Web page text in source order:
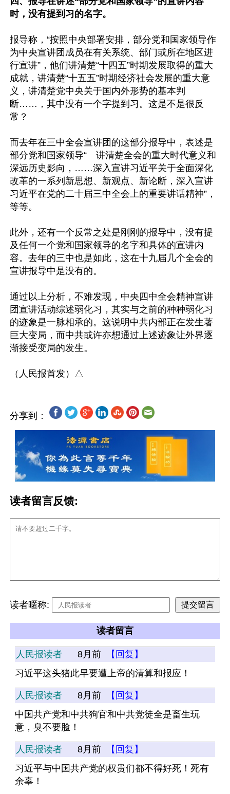
时，没有提到习的名字。
报导称，“按照中央部署安排，部分党和国家领导作
为中央宣讲团成员在有关系统、部门或所在地区进
行宣讲”，他们讲清楚“十四五”时期发展取得的重大
成就，讲清楚“十五五”时期经济社会发展的重大意
义，讲清楚党中央关于国内外形势的基本判
断……，其中没有一个字提到习。这是不是很反
常？
而去年在三中全会宣讲团的这部分报导中，表述是
部分党和国家领导“　讲清楚全会的重大时代意义和
深远历史影向，……深入宣讲习近平关于全面深化
改革的一系列新思想、新观点、新论断，深入宣讲
习近平在党的二十届三中全会上的重要讲话精神”，
等等。
此外，还有一个反常之处是刚刚的报导中，没有提
及任何一个党和国家领导的名字和具体的宣讲内
容。去年的三中也是如此，这在十九届几个全会的
宣讲报导中是没有的。
通过以上分析，不难发现，中央四中全会精神宣讲
团宣讲活动综述弱化习，其实与之前的种种弱化习
的迹象是一脉相承的。这说明中共内部正在发生著
巨大变局，而中共或许亦想通过上述迹象让外界逐
渐接受变局的发生。
分享到：
读者留言反馈:
读者暱称:
读者留言
人民报读者 8月前
【回复】
习近平这头猪此早要遭上帝的清算和报应！
人民报读者 8月前
【回复】
中国共产党和中共狗官和中共党徒全是畜生玩
意，臭不要脸！
人民报读者 8月前
【回复】
习近平与中国共产党的权贵们都不得好死！死有
余辜！